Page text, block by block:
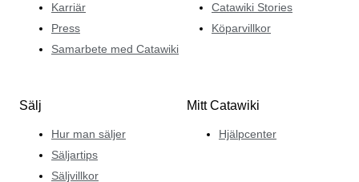
Karriär
Press
Samarbete med Catawiki
Catawiki Stories
Köparvillkor
Sälj
Hur man säljer
Säljartips
Säljvillkor
Mitt Catawiki
Hjälpcenter